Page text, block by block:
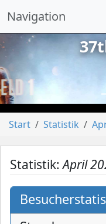
Navigation
vorheriges
Start Statistik
Statistik:April